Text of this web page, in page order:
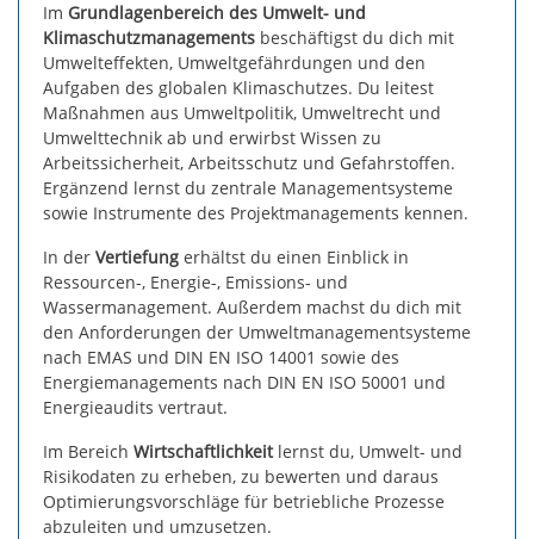
Im Grundlagenbereich des Umwelt- und
Klimaschutzmanagements beschäftigst du dich mit
Umwelteffekten, Umweltgefährdungen und den
Aufgaben des globalen Klimaschutzes. Du leitest
Maßnahmen aus Umweltpolitik, Umweltrecht und
Umwelttechnik ab und erwirbst Wissen zu
Arbeitssicherheit, Arbeitsschutz und Gefahrstoffen.
Ergänzend lernst du zentrale Managementsysteme
sowie Instrumente des Projektmanagements kennen.
In der Vertiefung erhältst du einen Einblick in
Ressourcen-, Energie-, Emissions- und
Wassermanagement. Außerdem machst du dich mit
den Anforderungen der Umweltmanagementsysteme
nach EMAS und DIN EN ISO 14001 sowie des
Energiemanagements nach DIN EN ISO 50001 und
Energieaudits vertraut.
Im Bereich Wirtschaftlichkeitlernst du, Umwelt- und
Risikodaten zu erheben, zu bewerten und daraus
Optimierungsvorschläge für betriebliche Prozesse
abzuleiten und umzusetzen.